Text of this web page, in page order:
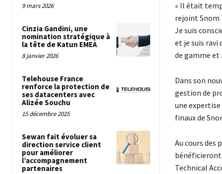
9 mars 2026
Cinzia Gandini, une
nomination stratégique à
la tête de Katun EMEA
8 janvier 2026
Telehouse France
renforce la protection de
ses datacenters avec
Alizée Souchu
15 décembre 2025
Sewan fait évoluer sa
direction service client
pour améliorer
l’accompagnement
partenaires
« Il était
rejoint Snom
Je suis
et je suis ravi
de gamme
Dans son
gestion de
une
finaux de
Au cours des
bénéficieront
Technical